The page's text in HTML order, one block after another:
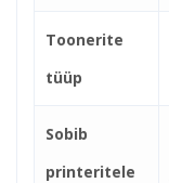
Toonerite
tüüp
Sobib
printeritele